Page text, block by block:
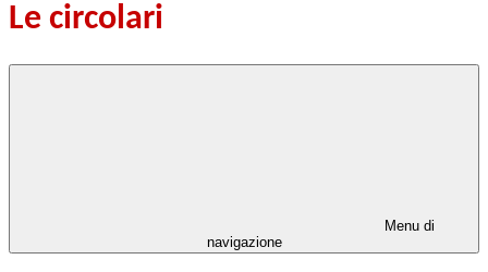
Le circolari
Menu di
navigazione